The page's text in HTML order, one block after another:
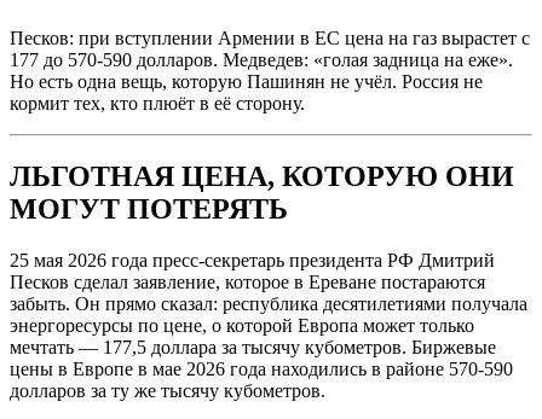
Песков: при вступлении Армении в ЕС цена на газ вырастет с
177 до 570-590 долларов. Медведев: «голая задница на еже».
Но есть одна вещь, которую Пашинян не учёл. Россия не
кормит тех, кто плюёт в её сторону.
ЛЬГОТНАЯ ЦЕНА, КОТОРУЮ ОНИ
МОГУТ ПОТЕРЯТЬ
25 мая 2026 года пресс-секретарь президента РФ Дмитрий
Песков сделал заявление, которое в Ереване постараются
забыть. Он прямо сказал: республика десятилетиями получала
энергоресурсы по цене, о которой Европа может только
мечтать — 177,5 доллара за тысячу кубометров. Биржевые
цены в Европе в мае 2026 года находились в районе 570-590
долларов за ту же тысячу кубометров.